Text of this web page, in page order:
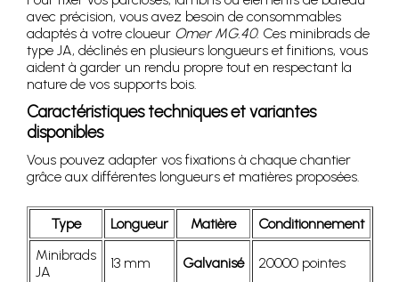
avec précision, vous avez besoin de consommables
adaptés à votre cloueur Omer MG.40. Ces minibrads de
type JA, déclinés en plusieurs longueurs et finitions, vous
aident à garder un rendu propre tout en respectant la
nature de vos supports bois.
Caractéristiques techniques et variantes
disponibles
Vous pouvez adapter vos fixations à chaque chantier
grâce aux différentes longueurs et matières proposées.
Type Longueur Matière
Conditionnement
Minibrads
JA
13 mm Galvanisé 20000 pointes